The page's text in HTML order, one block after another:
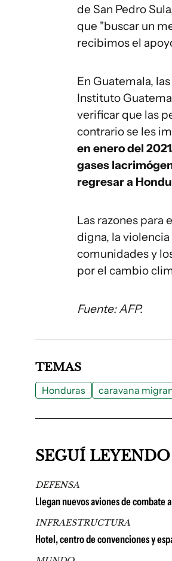
de San Pedro
que "buscar un
recibimos el
En Guatemala,
Instituto
verificar que las
contrario se les
en enero del
gases
regresar a
Las razones para
digna, la
comunidades y
por el cambio
Fuente: AFP.
TEMAS
Honduras caravana
SEGUÍ LEYENDO
DEFENSA
Llegan nuevos aviones de combate
INFRAESTRUCTURA
Hotel, centro de convenciones y